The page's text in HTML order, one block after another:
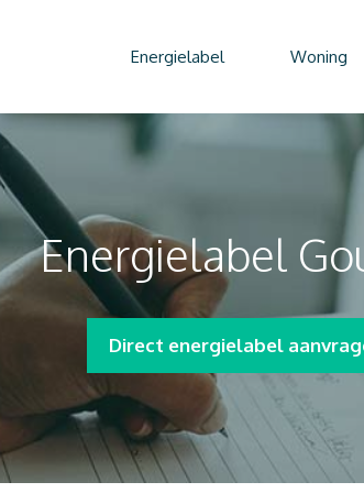
Energielabel Woning
Energielabel
Direct energielabel